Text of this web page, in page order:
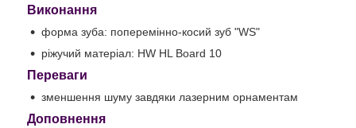
Виконання
форма зуба: поперемінно-косий зуб "WS"
ріжучий матеріал: HW HL Board 10
Переваги
зменшення шуму завдяки лазерним орнаментам
Доповнення